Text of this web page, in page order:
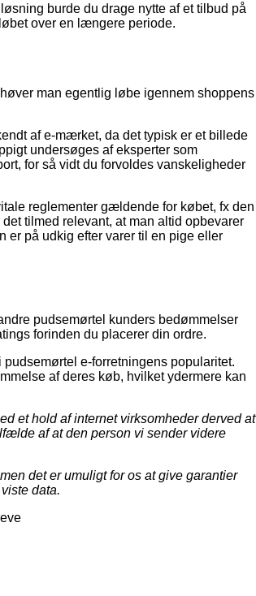
burde du drage nytte af et tilbud på
over en længere periode.
man egentlig løbe igennem shoppens
af e-mærket, da det typisk er et billede
undersøges af eksperter som
for så vidt du forvoldes vanskeligheder
reglementer gældende for købet, fx den
tilmed relevant, at man altid opbevarer
er på udkig efter varer til en pige eller
pudsemørtel kunders bedømmelser
forinden du placerer din ordre.
e-forretningens popularitet.
af deres køb, hvilket ydermere kan
et hold af internet virksomheder derved at
af at den person vi sender videre
det er umuligt for os at give garantier
data.